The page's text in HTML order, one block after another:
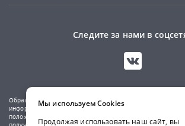
Следите за нами в
Обращаем ваше внимание на то, что данный сайт носит
информационный характер и не является публичной
положениями Статьи 437(2) Гражданского кодекса
Мы используем Cookies
Продолжая использовать наш сайт, вы